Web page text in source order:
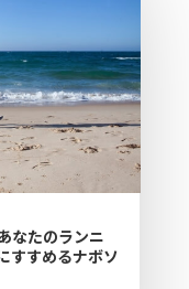
なたのランニ
すすめるナボソ